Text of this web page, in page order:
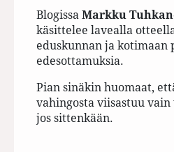
Blogissa Markku
käsittelee lavealla
eduskunnan ja kotimaan
edesottamuksia.
Pian sinäkin huomaat,
vahingosta viisastuu vain
jos sittenkään.